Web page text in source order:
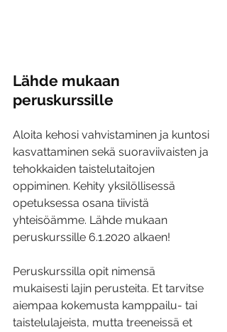
Lähde mukaan
peruskurssille
Aloita kehosi vahvistaminen ja kuntosi
kasvattaminen sekä suoraviivaisten ja
tehokkaiden taistelutaitojen
oppiminen. Kehity yksilöllisessä
opetuksessa osana tiivistä
yhteisöämme. Lähde mukaan
peruskurssille 6.1.2020 alkaen!
Peruskurssilla opit nimensä
mukaisesti lajin perusteita. Et tarvitse
aiempaa kokemusta kamppailu- tai
taistelulajeista, mutta treeneissä et